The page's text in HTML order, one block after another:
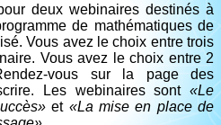
deux webinaires destinés à
de mathématiques de
Vous avez le choix entre trois
Vous avez le choix entre 2
vous sur la page des
Les webinaires sont «Le
et «La mise en place de